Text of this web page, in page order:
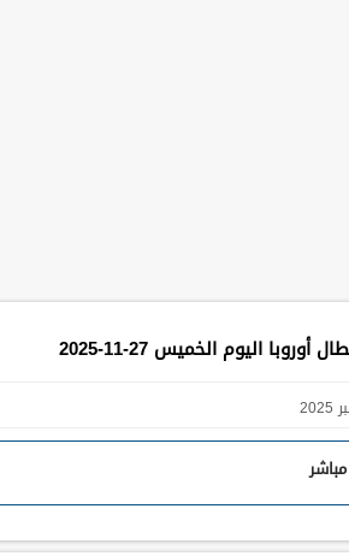
اليوم الخميس 27-11-2025